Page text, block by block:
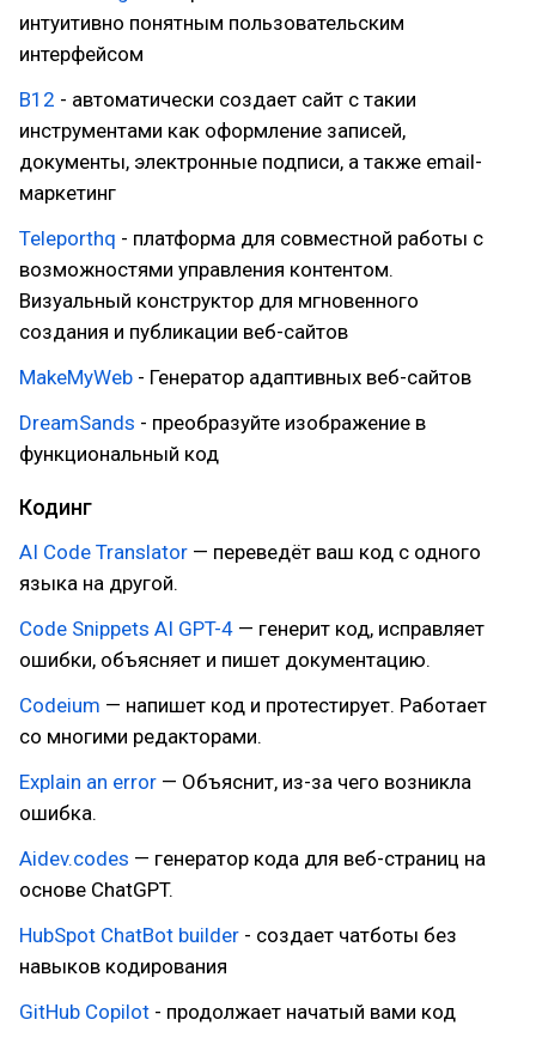
интуитивно понятным пользовательским
интерфейсом
B12 - автоматически создает сайт с такии
инструментами как оформление записей,
документы, электронные подписи, а также email-
маркетинг
Teleporthq - платформа для совместной работы с
возможностями управления контентом.
Визуальный конструктор для мгновенного
создания и публикации веб-сайтов
MakeMyWeb - Генератор адаптивных веб-сайтов
DreamSands - преобразуйте изображение в
функциональный код
Кодинг
AI Code Translator — переведёт ваш код с одного
языка на другой.
Code Snippets AI GPT-4 — генерит код, исправляет
ошибки, объясняет и пишет документацию.
Codeium — напишет код и протестирует. Работает
со многими редакторами.
Explain an error — Объяснит, из-за чего возникла
ошибка.
Aidev.codes — генератор кода для веб-страниц на
основе ChatGPT.
HubSpot ChatBot builder - создает чатботы без
навыков кодирования
GitHub Copilot - продолжает начатый вами код